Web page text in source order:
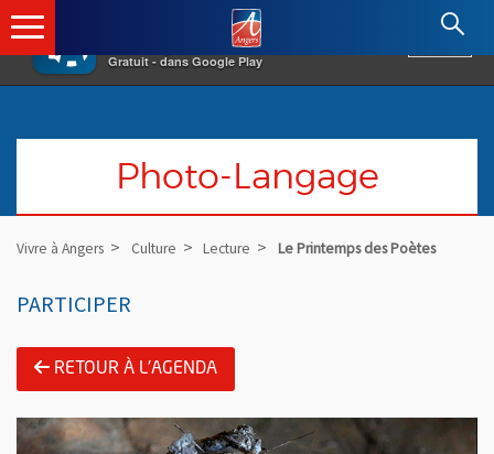
×
Gratuit - dans Google Play
Angers.fr : Retour à l'accueil
Photo-Langage
Vivre à Angers Culture Lecture Le Printemps des Poètes
PARTICIPER
RETOUR À L'AGENDA